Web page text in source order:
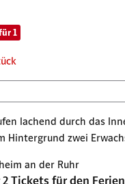
1
an der Ruhr
Tickets für den